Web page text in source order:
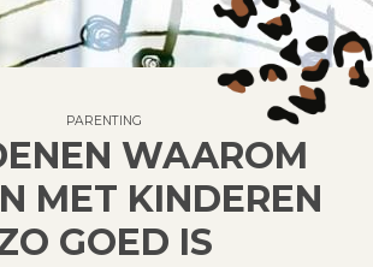
PARENTING
WAAROM
MET KINDEREN
GOED IS